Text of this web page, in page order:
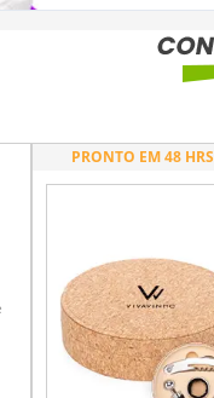
PRONTO EM 48 HRS